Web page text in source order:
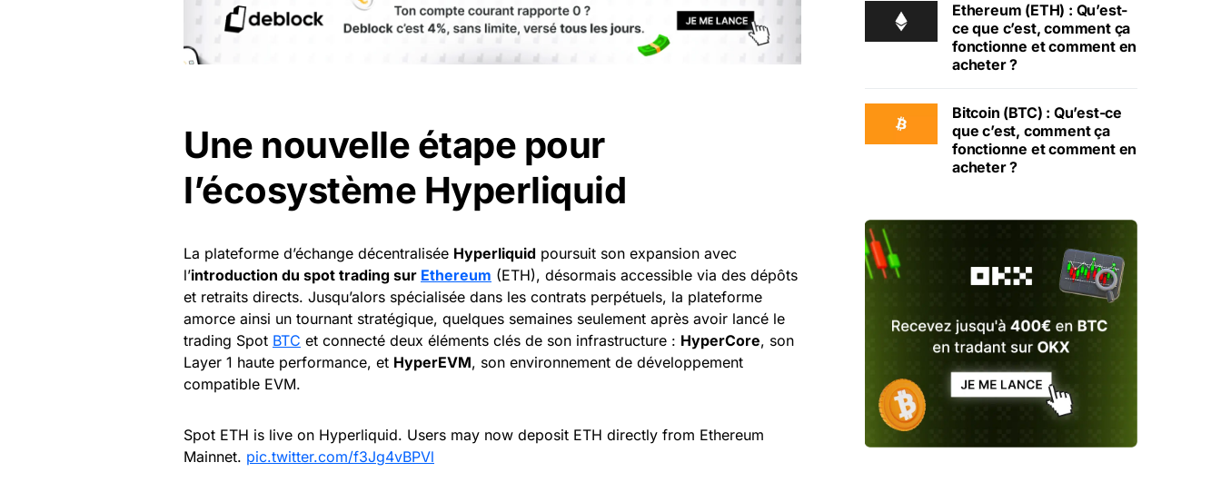
Une nouvelle étape pour
l’écosystème Hyperliquid
La plateforme d’échange décentralisée Hyperliquid poursuit son expansion avec
l’introduction du spot trading sur Ethereum (ETH), désormais accessible via des dépôts
et retraits directs. Jusqu’alors spécialisée dans les contrats perpétuels, la plateforme
amorce ainsi un tournant stratégique, quelques semaines seulement après avoir lancé le
trading Spot BTC et connecté deux éléments clés de son infrastructure : HyperCore, son
Layer 1 haute performance, et HyperEVM, son environnement de développement
compatible EVM.
Spot ETH is live on Hyperliquid. Users may now deposit ETH directly from Ethereum
Mainnet. pic.twitter.com/f3Jg4vBPVl
Ethereum (ETH) : Qu’est-
ce que c’est, comment ça
fonctionne et comment en
acheter ?
Bitcoin (BTC) : Qu’est-ce
que c’est, comment ça
fonctionne et comment en
acheter ?